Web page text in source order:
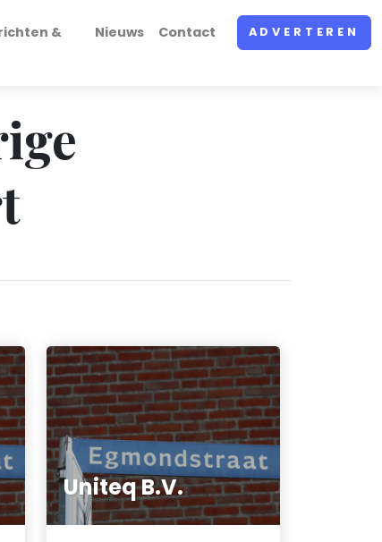
&
Nieuws Contact ADVERTEREN
Uniteq B.V.